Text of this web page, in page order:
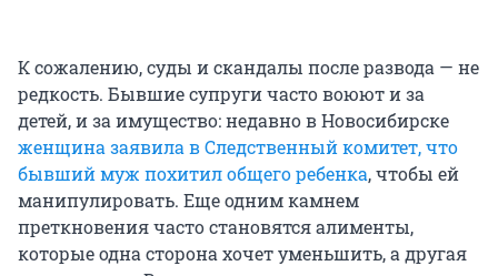
К сожалению, суды и скандалы после развода — не
редкость. Бывшие супруги часто воюют и за
детей, и за имущество: недавно в Новосибирске
женщина заявила в Следственный комитет, что
бывший муж похитил общего ребенка, чтобы ей
манипулировать. Еще одним камнем
преткновения часто становятся алименты,
которые одна сторона хочет уменьшить, а другая